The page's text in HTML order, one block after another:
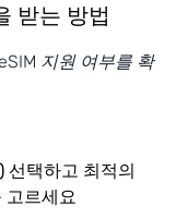
받는 방법
지원 여부를 확
선택하고 최적의
고르세요